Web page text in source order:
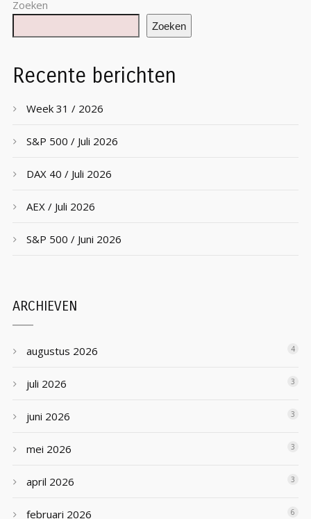
Zoeken
Zoeken
Recente berichten
Week 31 / 2026
S&P 500 / Juli 2026
DAX 40 / Juli 2026
AEX / Juli 2026
S&P 500 / Juni 2026
ARCHIEVEN
augustus 2026 4
juli 2026 3
juni 2026 3
mei 2026 3
april 2026 3
februari 2026 6